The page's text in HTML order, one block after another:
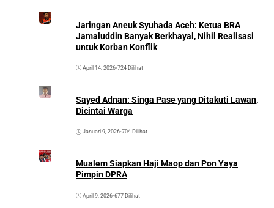
Jaringan Aneuk Syuhada Aceh: Ketua BRA
Jamaluddin Banyak Berkhayal, Nihil Realisasi
untuk Korban Konflik
April 14, 2026•724 Dilihat
Sayed Adnan: Singa Pase yang Ditakuti Lawan,
Dicintai Warga
Januari 9, 2026•704 Dilihat
Mualem Siapkan Haji Maop dan Pon Yaya
Pimpin DPRA
April 9, 2026•677 Dilihat